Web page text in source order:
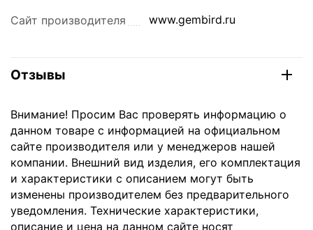
Сайт производителя www.gembird.ru
Отзывы
Внимание! Просим Вас проверять информацию о
данном товаре с информацией на официальном
сайте производителя или у менеджеров нашей
компании. Внешний вид изделия, его комплектация
и характеристики с описанием могут быть
изменены производителем без предварительного
уведомления. Технические характеристики,
описание и цена на данном сайте носят